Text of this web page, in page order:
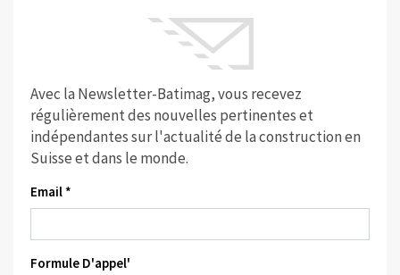
Avec la Newsletter-Batimag, vous recevez
régulièrement des nouvelles pertinentes et
indépendantes sur l'actualité de la construction en
Suisse et dans le monde.
Email *
Formule D'appel'